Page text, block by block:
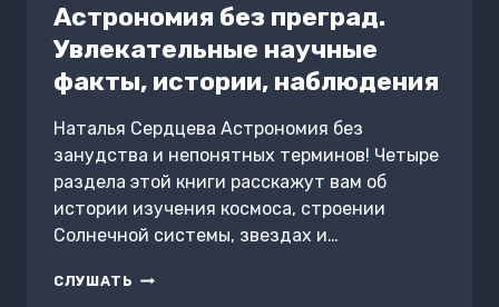
Астрономия без преград.
Увлекательные научные
факты, истории, наблюдения
Наталья Сердцева Астрономия без
занудства и непонятных терминов! Четыре
раздела этой книги расскажут вам об
истории изучения космоса, строении
Солнечной системы, звездах и…
СЛУШАТЬ АСТРОНОМИЯ